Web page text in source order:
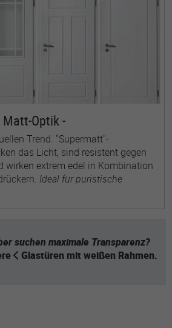
Optik -
Trend. "Supermatt"-
das Licht, sind resistent gegen
wirken extrem edel in Kombination
Ideal für puristische
suchen maximale Transparenz?
Glastüren mit weißen Rahmen.